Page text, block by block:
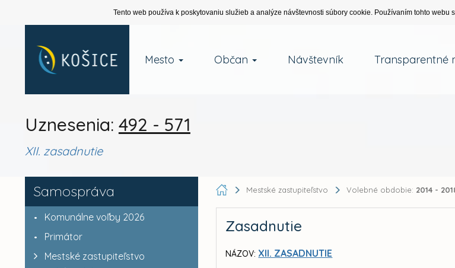
Tento web používa k poskytovaniu služieb a analýze návštevnosti súbory cookie. Používaním tohto webu
Mesto Občan Návštevník Transparentné
Uznesenia: 492 - 571
XII. zasadnutie
Samospráva
Komunálne voľby 2026
Primátor
Mestské zastupiteľstvo
Mestské zastupiteľstvo Volebné obdobie: 2014 -
Zasadnutie
NÁZOV: XII. ZASADNUTIE